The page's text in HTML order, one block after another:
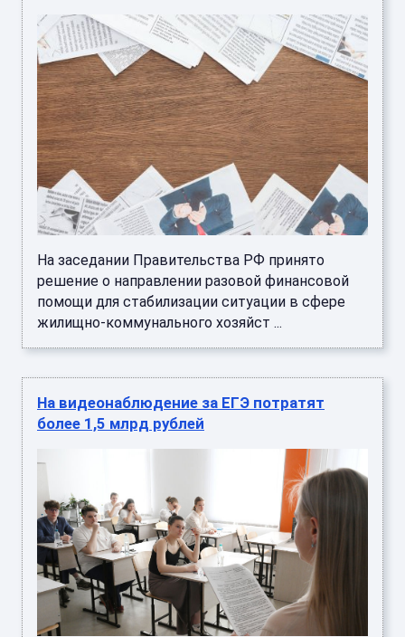
На заседании Правительства РФ принято
решение о направлении разовой финансовой
помощи для стабилизации ситуации в сфере
жилищно-коммунального хозяйст ...
На видеонаблюдение за ЕГЭ потратят
более 1,5 млрд рублей